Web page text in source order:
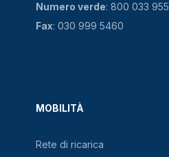
MOBILITÀ
Rete di ricarica
Numero verde: 800 033 955
Fax: 030 999 5460